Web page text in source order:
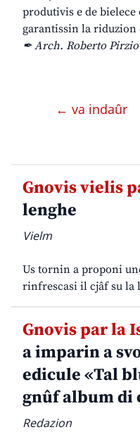
produtivis e de
garantissin la riduzion
✒ Arch. Roberto
← va indaûr
Gnovis vielis
lenghe
Vielm
Us tornin a proponi
rinfrescasi il cjâf su la
Gnovis par la
a imparin a
edicule «Tal
gnûf album di
Redazion